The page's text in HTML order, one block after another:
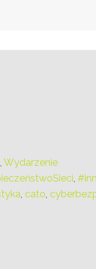
, Wydarzenie
,
, cato,